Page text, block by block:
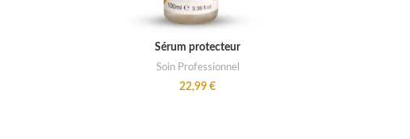
ADD TO CART
Sérum protecteur
Soin Professionnel
22,99 €